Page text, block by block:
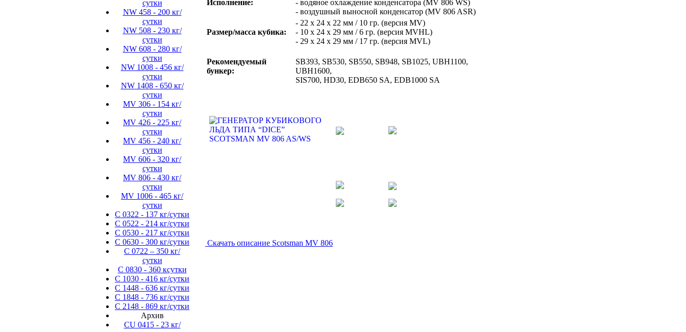
сутки
NW 458 - 200 кг/
сутки
NW 508 - 230 кг/
сутки
NW 608 - 280 кг/
сутки
NW 1008 - 456 кг/
сутки
NW 1408 - 650 кг/
сутки
MV 306 - 154 кг/
сутки
MV 426 - 225 кг/
сутки
MV 456 - 240 кг/
сутки
MV 606 - 320 кг/
сутки
MV 806 - 430 кг/
сутки
MV 1006 - 465 кг/
сутки
C 0322 - 137 кг/сутки
C 0522 - 214 кг/сутки
C 0530 - 217 кг/сутки
C 0630 - 300 кг/сутки
C 0722 – 350 кг/
сутки
C 0830 - 360 ксутки
C 1030 - 416 кг/сутки
C 1448 - 636 кг/сутки
C 1848 - 736 кг/сутки
C 2148 - 869 кг/сутки
Архив
CU 0415 - 23 кг/
Исполнение:
- водяное охлаждение конденсатора (MV 806 WS)
- воздушный выносной конденсатор (MV 806 ASR)
Размер/масса кубика:
- 22 х 24 х 22 мм / 10 гр. (версия MV)
- 10 х 24 х 29 мм / 6 гр. (версия MVHL)
- 29 х 24 х 29 мм / 17 гр. (версия MVL)
Рекомендуемый
бункер:
SB393, SB530, SB550, SB948, SB1025, UBH1100,
UBH1600,
SIS700, HD30, EDB650 SA, EDB1000 SA
Скачать описание Scotsman MV 806